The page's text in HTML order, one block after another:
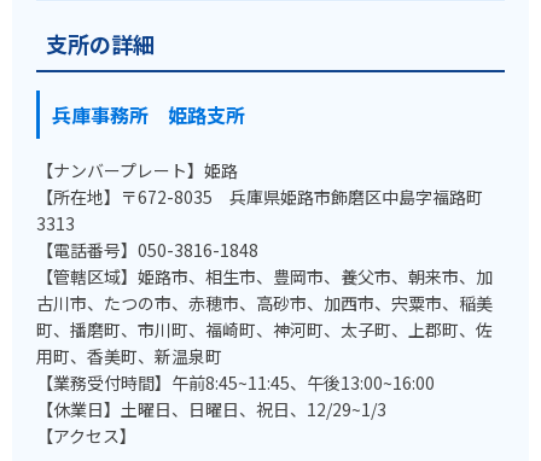
支所の詳細
兵庫事務所 姫路支所
【ナンバープレート】姫路
【所在地】〒672-8035 兵庫県姫路市飾磨区中島字福路町
3313
【電話番号】050-3816-1848
【管轄区域】姫路市、相生市、豊岡市、養父市、朝来市、加
古川市、たつの市、赤穂市、高砂市、加西市、宍粟市、稲美
町、播磨町、市川町、福崎町、神河町、太子町、上郡町、佐
用町、香美町、新温泉町
【業務受付時間】午前8:45~11:45、午後13:00~16:00
【休業日】土曜日、日曜日、祝日、12/29~1/3
【アクセス】